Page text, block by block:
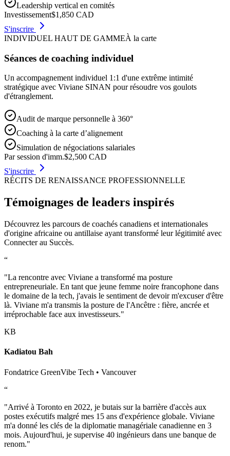
Leadership vertical en comités
Investissement$1,850 CAD
S'inscrire
INDIVIDUEL HAUT DE GAMMEÀ la carte
Séances de coaching individuel
Un accompagnement individuel 1:1 d'une extrême intimité
stratégique avec Viviane SINAN pour résoudre vos goulots
d'étranglement.
Audit de marque personnelle à 360°
Coaching à la carte d’alignement
Simulation de négociations salariales
Par session d'imm.$2,500 CAD
S'inscrire
RÉCITS DE RENAISSANCE PROFESSIONNELLE
Témoignages de leaders inspirés
Découvrez les parcours de coachés canadiens et internationales
d'origine africaine ou antillaise ayant transformé leur légitimité avec
Connecter au Succès.
“
"La rencontre avec Viviane a transformé ma posture
entrepreneuriale. En tant que jeune femme noire francophone dans
le domaine de la tech, j'avais le sentiment de devoir m'excuser d'être
là. Viviane m'a transmis la posture de l'Ancêtre : fière, ancrée et
irréprochable face aux investisseurs."
KB
Kadiatou Bah
Fondatrice GreenVibe Tech • Vancouver
“
"Arrivé à Toronto en 2022, je butais sur la barrière d'accès aux
postes exécutifs malgré mes 15 ans d'expérience globale. Viviane
m'a donné les clés de la diplomatie managériale canadienne en 3
mois. Aujourd'hui, je supervise 40 ingénieurs dans une banque de
renom."